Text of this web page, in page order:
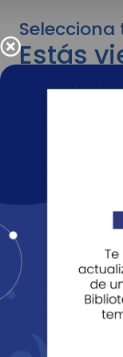
Estás
para
Para cambiar
adelante
Entendido